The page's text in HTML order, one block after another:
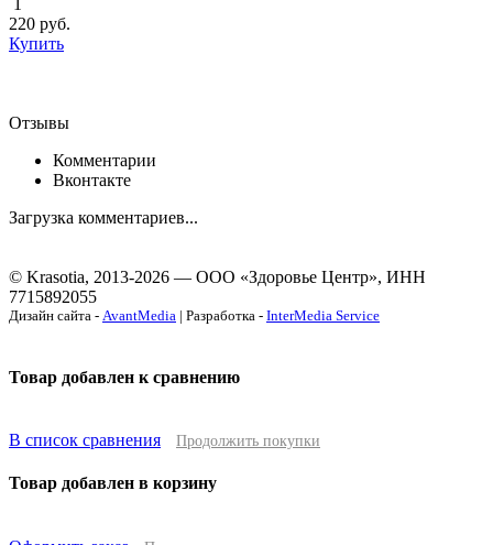
220 руб.
Купить
Отзывы
Комментарии
Вконтакте
Загрузка комментариев...
© Krasotia, 2013-2026 — ООО «Здоровье Центр», ИНН
7715892055
Дизайн сайта - AvantMedia | Разработка - InterMedia Service
Товар добавлен к сравнению
В список сравнения Продолжить покупки
Товар добавлен в корзину